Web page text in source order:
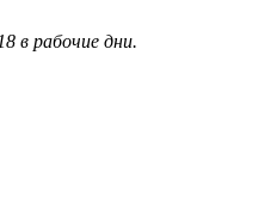
в рабочие дни.